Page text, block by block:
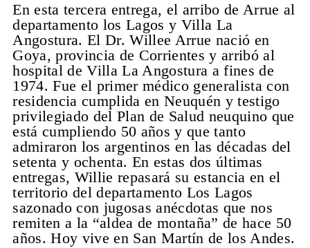
En esta tercera entrega, el arribo de Arrue al
departamento los Lagos y Villa La
Angostura. El Dr. Willee Arrue nació en
Goya, provincia de Corrientes y arribó al
hospital de Villa La Angostura a fines de
1974. Fue el primer médico generalista con
residencia cumplida en Neuquén y testigo
privilegiado del Plan de Salud neuquino que
está cumpliendo 50 años y que tanto
admiraron los argentinos en las décadas del
setenta y ochenta. En estas dos últimas
entregas, Willie repasará su estancia en el
territorio del departamento Los Lagos
sazonado con jugosas anécdotas que nos
remiten a la “aldea de montaña” de hace 50
años. Hoy vive en San Martín de los Andes.